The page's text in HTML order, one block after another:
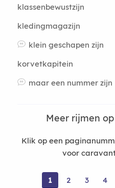
klassenbewustzijn
kledingmagazijn
klein geschapen zijn
korvetkapitein
maar een nummer zijn
Meer rijmen op
Klik op een
voor
1 2 3 4